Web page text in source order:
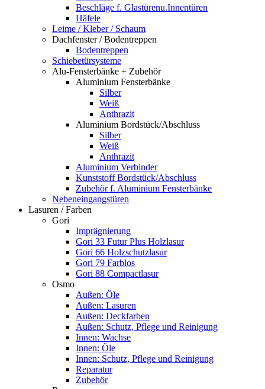
Beschläge f. Glastürenu.Innentüren
Häfele
Leime / Kleber / Schaum
Dachfenster / Bodentreppen
Bodentreppen
Schiebetürsysteme
Alu-Fensterbänke + Zubehör
Aluminium Fensterbänke
Silber
Weiß
Anthrazit
Aluminium Bordstück/Abschluss
Silber
Weiß
Anthrazit
Aluminium Verbinder
Kunststoff Bordstück/Abschluss
Zubehör f. Aluminium Fensterbänke
Nebeneingangstüren
Lasuren / Farben
Gori
Imprägnierung
Gori 33 Futur Plus Holzlasur
Gori 66 Holzschutzlasur
Gori 79 Farblos
Gori 88 Compactlasur
Osmo
Außen: Öle
Außen: Lasuren
Außen: Deckfarben
Außen: Schutz, Pflege und Reinigung
Innen: Wachse
Innen: Öle
Innen: Schutz, Pflege und Reinigung
Reparatur
Zubehör